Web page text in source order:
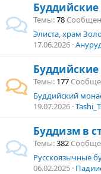
Темы 78
Элиста, храм
17.06.2026
Темы 177
Буддийский
19.07.2026
Буддизм в
Темы 382
Русскоязычные
06.02.2025